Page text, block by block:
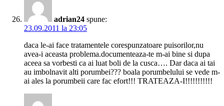
adrian24 spune:
23.09.2011 la 23:05
daca le-ai face tratamentele corespunzatoare puisorilor,nu
avea-i aceasta problema.documenteaza-te m-ai bine si dupa
aceea sa vorbesti ca ai luat boli de la cusca…. Dar daca ai tai
au imbolnavit alti porumbei??? boala porumbelului se vede m-
ai ales la porumbeii care fac efort!!! TRATEAZA-I!!!!!!!!!!!